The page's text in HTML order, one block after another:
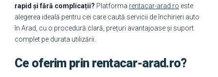
rapid și fără complicații? Platforma rentacar-arad.ro este
alegerea ideală pentru cei care caută servicii de închirieri auto
în Arad, cu o procedură clară, prețuri avantajoase și suport
complet pe durata utilizării.
Ce oferim prin rentacar-arad.ro?